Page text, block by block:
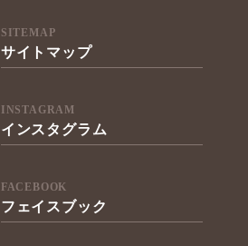
SITEMAP
サイトマップ
INSTAGRAM
インスタグラム
FACEBOOK
フェイスブック